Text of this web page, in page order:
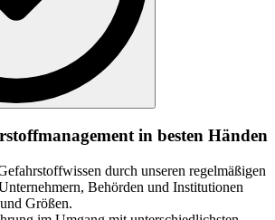
Gefahrstoffmanagement sind erfahrene
für Arbeitssicherheit mit den
nahezu aller Berufsgenossenschaften und
in besten Händen
durch unseren regelmäßigen
Behörden und Institutionen
Größen.